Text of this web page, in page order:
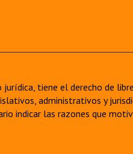
jurídica, tiene el derecho de
administrativos y
indicar las razones que